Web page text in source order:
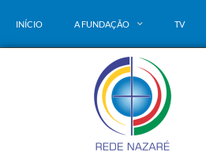
INÍCIO A FUNDAÇÃO TV